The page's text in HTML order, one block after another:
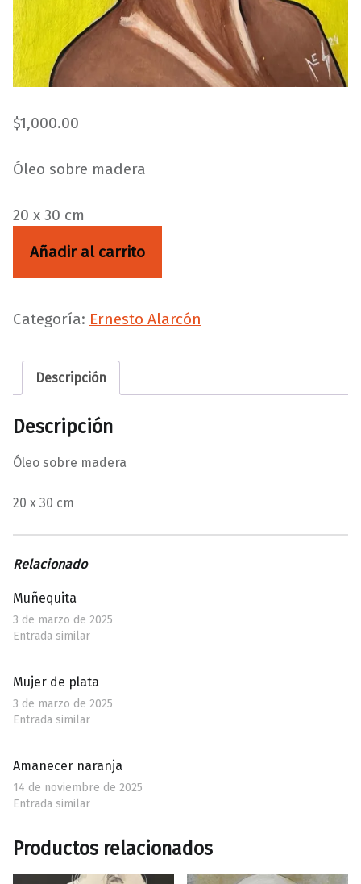
$1,000.00
Óleo sobre madera
20 x 30 cm
Negrita cantidad
Añadir al carrito
Categoría: Ernesto Alarcón
Descripción
Descripción
Óleo sobre madera
20 x 30 cm
Relacionado
Muñequita
3 de marzo de 2025
Entrada similar
Mujer de plata
3 de marzo de 2025
Entrada similar
Amanecer naranja
14 de noviembre de 2025
Entrada similar
Productos relacionados